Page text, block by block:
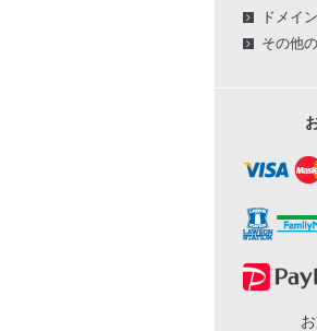
ドメイ
その他